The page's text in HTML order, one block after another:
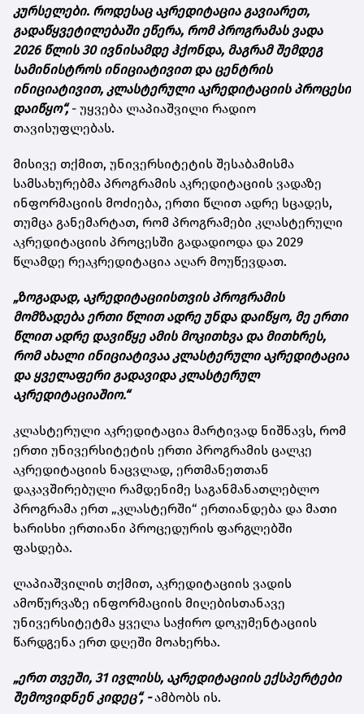
კურსელები. როდესაც აკრედიტაცია გავიარეთ,
გადაწყვეტილებაში ეწერა, რომ პროგრამას ვადა
2026 წლის 30 ივნისამდე ჰქონდა, მაგრამ შემდეგ
სამინისტროს ინიციატივით და ცენტრის
ინიციატივით, კლასტერული აკრედიტაციის პროცესი
დაიწყო“, - უყვება ლაპიაშვილი რადიო
თავისუფლებას.
მისივე თქმით, უნივერსიტეტის შესაბამისმა
სამსახურებმა პროგრამის აკრედიტაციის ვადაზე
ინფორმაციის მოძიება, ერთი წლით ადრე სცადეს,
თუმცა განემარტათ, რომ პროგრამები კლასტერული
აკრედიტაციის პროცესში გადადიოდა და 2029
წლამდე რეაკრედიტაცია აღარ მოუწევდათ.
„ზოგადად, აკრედიტაციისთვის პროგრამის
მომზადება ერთი წლით ადრე უნდა დაიწყო, მე ერთი
წლით ადრე დავიწყე ამის მოკითხვა და მითხრეს,
რომ ახალი ინიციატივაა კლასტერული აკრედიტაცია
და ყველაფერი გადავიდა კლასტერულ
აკრედიტაციაშიო.“
კლასტერული აკრედიტაცია მარტივად ნიშნავს, რომ
ერთი უნივერსიტეტის ერთი პროგრამის ცალკე
აკრედიტაციის ნაცვლად, ერთმანეთთან
დაკავშირებული რამდენიმე საგანმანათლებლო
პროგრამა ერთ „კლასტერში“ ერთიანდება და მათი
ხარისხი ერთიანი პროცედურის ფარგლებში
ფასდება.
ლაპიაშვილის თქმით, აკრედიტაციის ვადის
ამოწურვაზე ინფორმაციის მიღებისთანავე
უნივერსიტეტმა ყველა საჭირო დოკუმენტაციის
წარდგენა ერთ დღეში მოახერხა.
„ერთ თვეში, 31 ივლისს, აკრედიტაციის ექსპერტები
შემოვიდნენ კიდეც“, - ამბობს ის.